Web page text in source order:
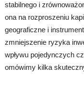
stabilnego i
ona na rozproszeniu
geograficzne i
zmniejszenie ryzyka
wpływu pojedynczych
omówimy kilka